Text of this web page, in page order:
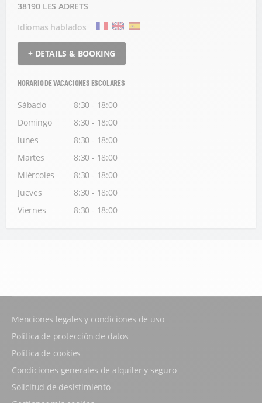
38190 LES ADRETS
Idiomas hablados
+ DETAILS & BOOKING
HORARIO DE VACACIONES ESCOLARES
Sábado
8:30 - 18:00
Domingo
8:30 - 18:00
lunes
8:30 - 18:00
Martes
8:30 - 18:00
Miércoles
8:30 - 18:00
Jueves
8:30 - 18:00
Viernes
8:30 - 18:00
Menciones legales y condiciones de uso
Política de protección de datos
Política de cookies
Condiciones generales de alquiler y seguro
Solicitud de desistimiento